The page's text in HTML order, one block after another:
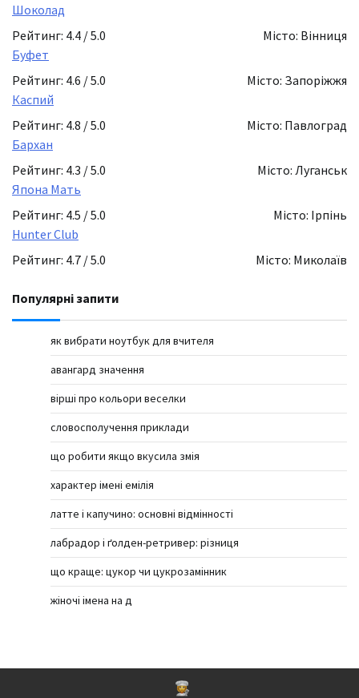
Шоколад
Рейтинг: 4.4 / 5.0
Місто: Вінниця
Буфет
Рейтинг: 4.6 / 5.0
Місто: Запоріжжя
Каспий
Рейтинг: 4.8 / 5.0
Місто: Павлоград
Бархан
Рейтинг: 4.3 / 5.0
Місто: Луганськ
Япона Мать
Рейтинг: 4.5 / 5.0
Місто: Ірпінь
Hunter Club
Рейтинг: 4.7 / 5.0
Місто: Миколаїв
Популярні запити
як вибрати ноутбук для вчителя
авангард значення
вірші про кольори веселки
словосполучення приклади
що робити якщо вкусила змія
характер імені емілія
латте і капучино: основні відмінності
лабрадор і ґолден-ретривер: різниця
що краще: цукор чи цукрозамінник
жіночі імена на д